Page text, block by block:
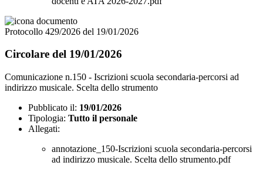
Protocollo 429/2026 del 19/01/2026
Circolare del 19/01/2026
Comunicazione n.150 - Iscrizioni scuola secondaria-percorsi ad
indirizzo musicale. Scelta dello strumento
Pubblicato il: 19/01/2026
Tipologia: Tutto il personale
Allegati:
annotazione_150-Iscrizioni scuola secondaria-percorsi
ad indirizzo musicale. Scelta dello strumento.pdf